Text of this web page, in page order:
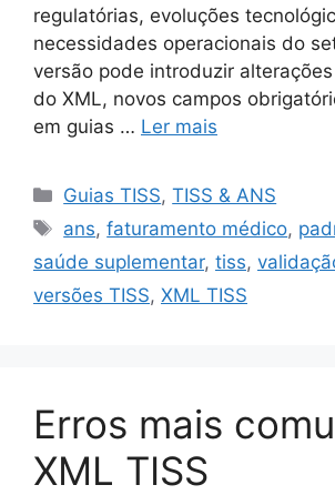
regulatórias, evoluções
necessidades operacionais do
versão pode introduzir
do XML, novos campos
em guias … Ler mais
Categorias
Guias TISS,TISS & ANS
Tags
ans,faturamento médico,
saúde suplementar, tiss,
versões TISS, XML TISS
Erros mais
XML TISS